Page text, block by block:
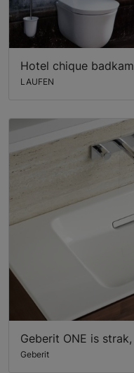
Hotel chique
LAUFEN
Geberit ONE is
Geberit